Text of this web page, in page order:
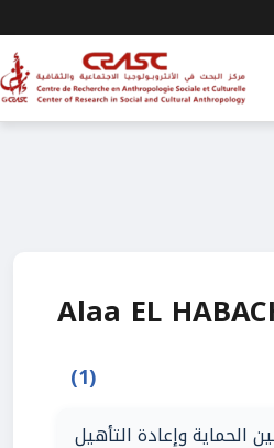
Alaa EL
(1)
الحماية وإعادة التأهيل